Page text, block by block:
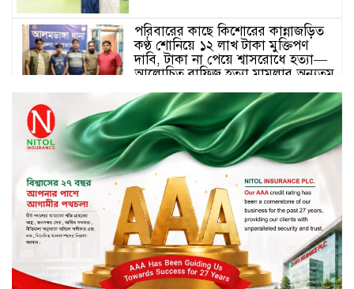
পরিবারের কাছে কিশোরের কান্নাজড়িত
কণ্ঠ শোনিয়ে ১২ লাখ টাকা মুক্তিপণ
দাবি, টাকা না পেয়ে শ্বাসরোধে হত্যা—
আলোচিত রাফিজ হত্যা মামলার অন্যতম
নড়াইলে বিএনপির ৬ নেতার
বহিষ্কারাদেশ প্রত্যাহার
দেশজুড়ে কেনাকাটায় সেরা অফার, ব্র্যান্ড
রাশ আওয়ার এবং এক্সক্লুসিভ পেমেন্ট
ডিসকাউন্ট নিয়ে এলো দারাজ ৮.৮ গ্রেট
৮ সেল
টাঙ্গাইল জেলা পরিষদের ২৩লাখ টাকার
অনুদান বিতরণ